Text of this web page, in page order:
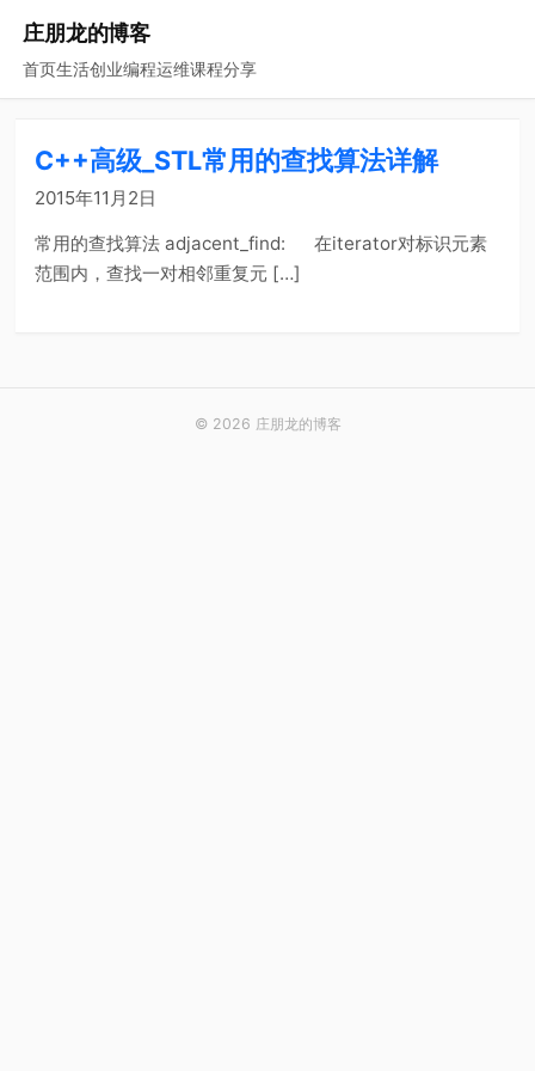
庄朋龙的博客
首页生活创业编程运维课程分享
C++高级_STL常用的查找算法详解
2015年11月2日
常用的查找算法 adjacent_find: 在iterator对标识元素
范围内，查找一对相邻重复元 […]
© 2026 庄朋龙的博客